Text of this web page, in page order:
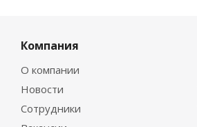
Компания
О компании
Новости
Сотрудники